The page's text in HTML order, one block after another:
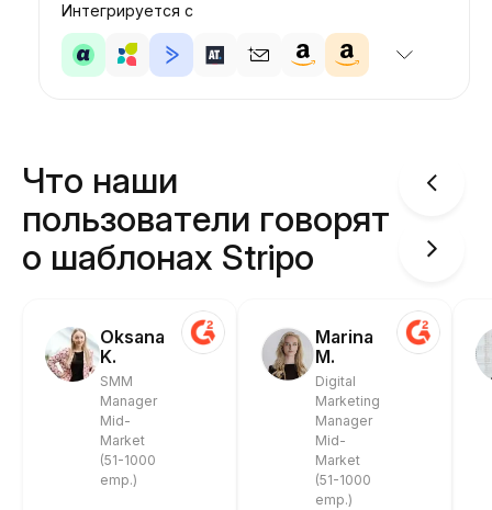
Интегрируется с
Что наши
пользователи говорят
о шаблонах Stripo
Oksana
K.
SMM
Manager
Mid-
Market
(51-1000
emp.)
Marina
M.
Digital
Marketing
Manager
Mid-
Market
(51-1000
emp.)